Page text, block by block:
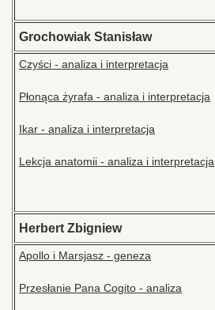
Grochowiak Stanisław
Czyści - analiza i interpretacja
Płonąca żyrafa - analiza i interpretacja
Ikar - analiza i interpretacja
Lekcja anatomii - analiza i interpretacja
Herbert Zbigniew
Apollo i Marsjasz - geneza
Przesłanie Pana Cogito - analiza